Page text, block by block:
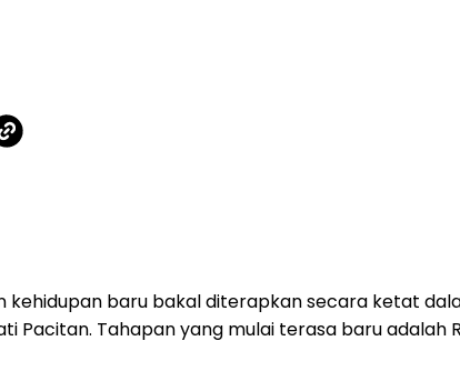
kehidupan baru bakal diterapkan secara ketat
Pacitan. Tahapan yang mulai terasa baru